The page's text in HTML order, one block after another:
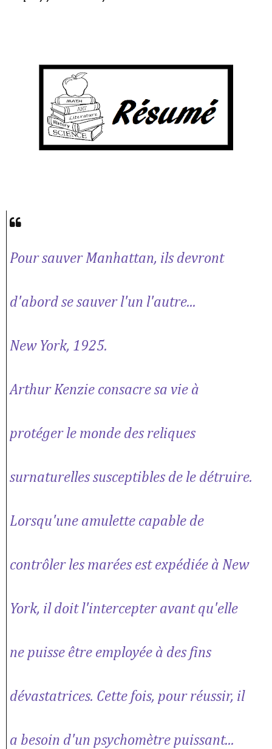
Pour sauver Manhattan, ils devront
d'abord se sauver l'un l'autre...
New York, 1925.
Arthur Kenzie consacre sa vie à
protéger le monde des reliques
surnaturelles susceptibles de le détruire.
Lorsqu'une amulette capable de
contrôler les marées est expédiée à New
York, il doit l'intercepter avant qu'elle
ne puisse être employée à des fins
dévastatrices. Cette fois, pour réussir, il
a besoin d'un psychomètre puissant...